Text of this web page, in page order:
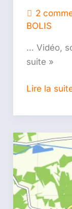
2
BOLIS
… Vidéo,
suite »
Lire la
Sortie
VTT
9h00
du
4